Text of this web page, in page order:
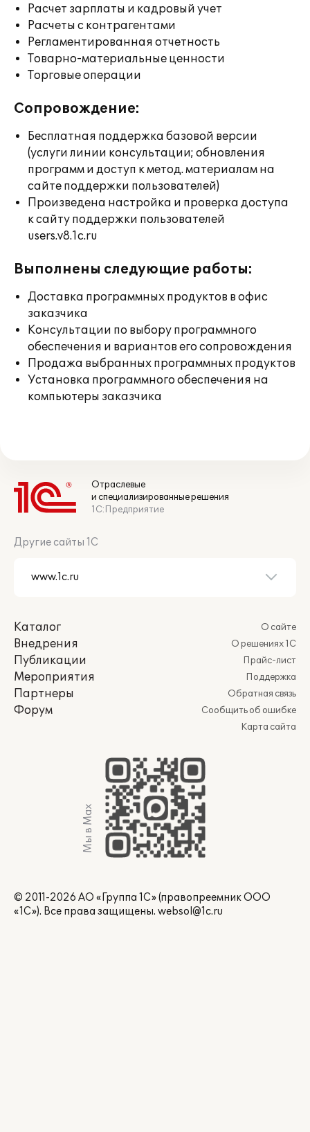
Расчет зарплаты и кадровый учет
Расчеты с контрагентами
Регламентированная отчетность
Товарно-материальные ценности
Торговые операции
Сопровождение:
Бесплатная поддержка базовой версии
(услуги линии консультации; обновления
программ и доступ к метод. материалам на
сайте поддержки пользователей)
Произведена настройка и проверка доступа
к сайту поддержки пользователей
users.v8.1c.ru
Выполнены следующие работы:
Доставка программных продуктов в офис
заказчика
Консультации по выбору программного
обеспечения и вариантов его сопровождения
Продажа выбранных программных продуктов
Установка программного обеспечения на
компьютеры заказчика
Отраслевые
и специализированные решения
1С:Предприятие
Другие сайты 1С
Каталог
Внедрения
Публикации
Мероприятия
Партнеры
Форум
О сайте
О решениях 1С
Прайс-лист
Поддержка
Обратная связь
Сообщить об ошибке
Карта сайта
Мы в Max
© 2011-2026 АО «Группа 1С» (правопреемник ООО
«1С»). Все права защищены. websol@1c.ru